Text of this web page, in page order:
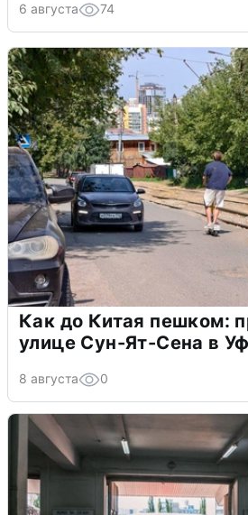
6 августа 74
Как до Китая пешком:
улице Сун-Ят-Сена в
8 августа 0